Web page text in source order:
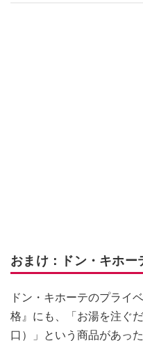
おまけ：ドン・キホー
ドン・キホーテのプライ
格』にも、「お湯を注ぐ
口）」という商品があっ